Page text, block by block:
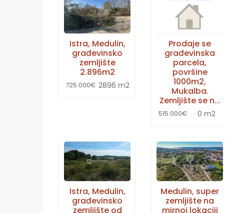
Istra, Medulin,
građevinsko
zemljište
2.896m2
725.000€ 2896 m2
Prodaje se
građevinska
parcela,
površine
1000m2,
Mukalba.
Zemljište se n...
515.000€ 0 m2
Istra, Medulin,
građevinsko
zemljište od
Medulin, super
zemljište na
mirnoj lokaciji